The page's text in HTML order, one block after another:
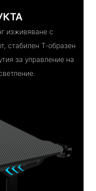
изживяване с
стабилен Т-образен
за управление на